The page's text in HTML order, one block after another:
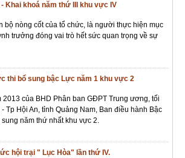
Khai khoá năm thứ III khu vực IV
bộ nòng cốt của tổ chức, là người thực hiện mục
trưởng đóng vai trò hết sức quan trọng về sự
thi bổ sung bậc Lực năm 1 khu vực 2
của BHD Phân ban GĐPT Trung ương, tối
Tp Hội An, tỉnh Quảng Nam, Ban điều hành Bậc
năm thứ nhất khu vực 2.
hội trại " Lục Hòa" lần thứ IV.